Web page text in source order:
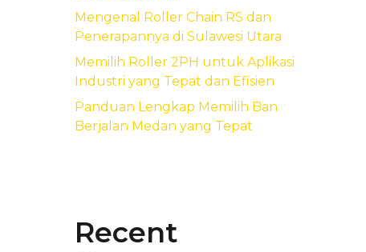
Mengenal Roller Chain RS dan
Penerapannya di Sulawesi Utara
Memilih Roller 2PH untuk Aplikasi
Industri yang Tepat dan Efisien
Panduan Lengkap Memilih Ban
Berjalan Medan yang Tepat
Recent